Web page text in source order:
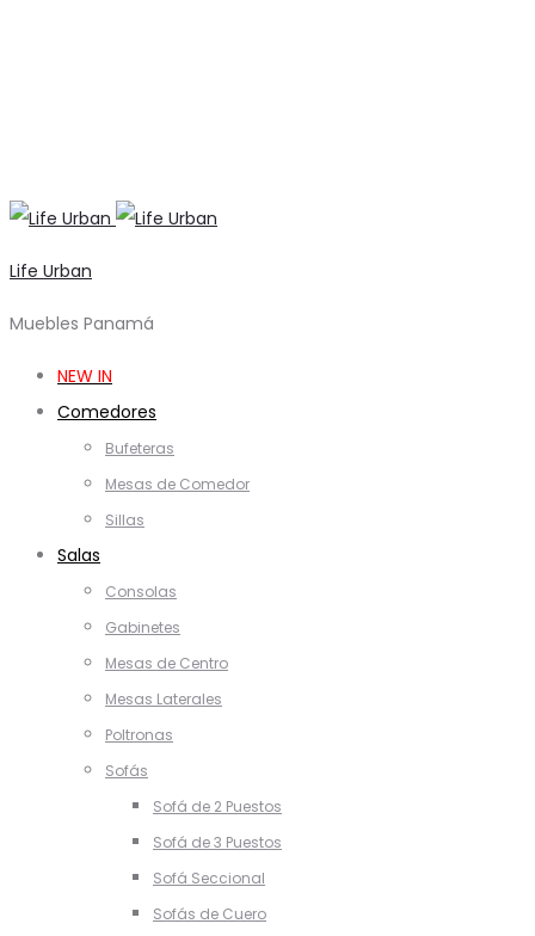
Life Urban
Muebles Panamá
NEW IN
Comedores
Bufeteras
Mesas de Comedor
Sillas
Salas
Consolas
Gabinetes
Mesas de Centro
Mesas Laterales
Poltronas
Sofás
Sofá de 2 Puestos
Sofá de 3 Puestos
Sofá Seccional
Sofás de Cuero